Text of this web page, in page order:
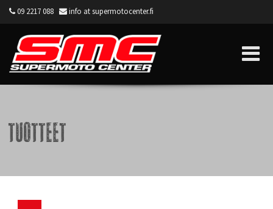
09 2217 088 info at supermotocenter.fi
Tuotteet